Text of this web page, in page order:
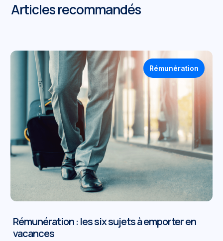
Articles recommandés
Rémunération : les six sujets à emporter en
vacances
Rémunération